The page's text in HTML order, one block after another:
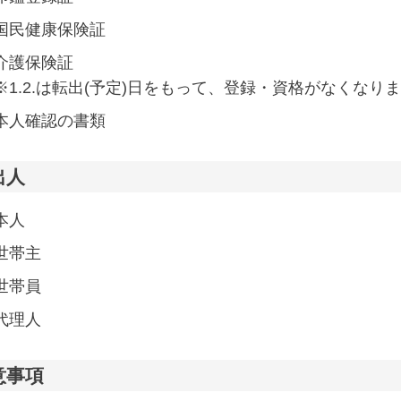
民健康保険証
護保険証
は転出(予定)日をもって、登録・資格がなくなり
人確認の書類
人
人
帯主
帯員
理人
事項